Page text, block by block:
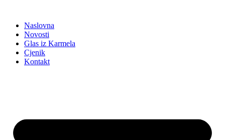
sadržajNaslovna
Novosti
Glas iz Karmela
Cjenik
Kontakt